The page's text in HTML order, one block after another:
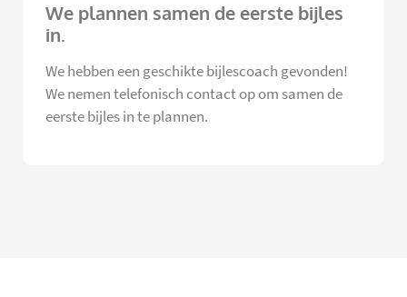
We plannen samen de eerste bijles
in.
We hebben een geschikte bijlescoach gevonden!
We nemen telefonisch contact op om samen de
eerste bijles in te plannen.